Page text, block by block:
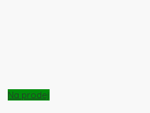
Na prodej